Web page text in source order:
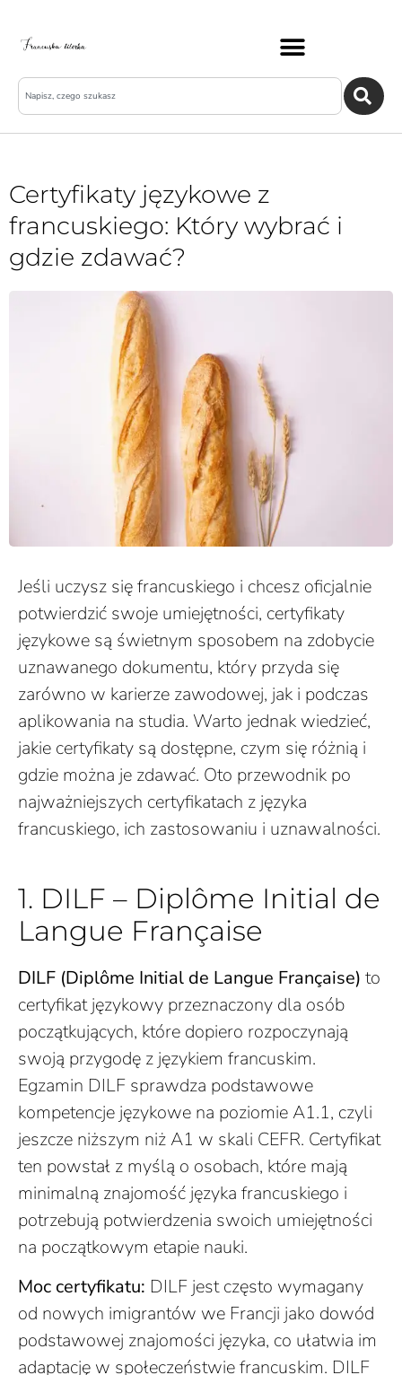
Certyfikaty językowe z
francuskiego: Który wybrać i
gdzie zdawać?
Jeśli uczysz się francuskiego i chcesz oficjalnie
potwierdzić swoje umiejętności, certyfikaty
językowe są świetnym sposobem na zdobycie
uznawanego dokumentu, który przyda się
zarówno w karierze zawodowej, jak i podczas
aplikowania na studia. Warto jednak wiedzieć,
jakie certyfikaty są dostępne, czym się różnią i
gdzie można je zdawać. Oto przewodnik po
najważniejszych certyfikatach z języka
francuskiego, ich zastosowaniu i uznawalności.
1. DILF – Diplôme Initial de
Langue Française
DILF (Diplôme Initial de Langue Française) to
certyfikat językowy przeznaczony dla osób
początkujących, które dopiero rozpoczynają
swoją przygodę z językiem francuskim.
Egzamin DILF sprawdza podstawowe
kompetencje językowe na poziomie A1.1, czyli
jeszcze niższym niż A1 w skali CEFR. Certyfikat
ten powstał z myślą o osobach, które mają
minimalną znajomość języka francuskiego i
potrzebują potwierdzenia swoich umiejętności
na początkowym etapie nauki.
Moc certyfikatu: DILF jest często wymagany
od nowych imigrantów we Francji jako dowód
podstawowej znajomości języka, co ułatwia im
adaptację w społeczeństwie francuskim. DILF